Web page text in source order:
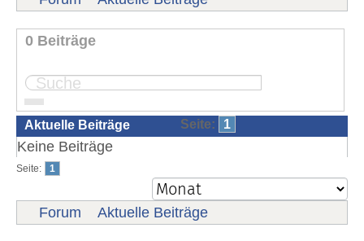
0 Beiträge
Seite: 1
Aktuelle Beiträge
Keine Beiträge
Seite: 1
Forum Aktuelle Beiträge